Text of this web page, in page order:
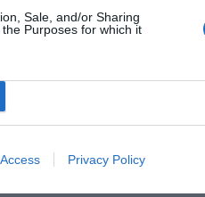
Sale, and/or Sharing
Purposes for which it
Privacy Policy